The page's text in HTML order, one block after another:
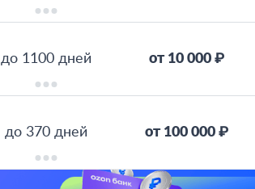
до 1100 дней от 10 000 ₽
до 370 дней от 100 000 ₽